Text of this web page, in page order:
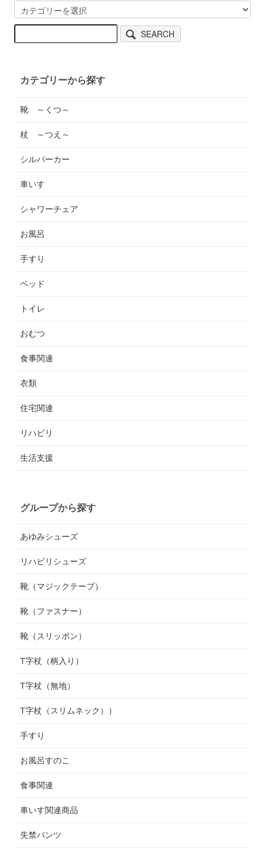
SEARCH
カテゴリーから探す
靴 ～くつ～
杖 ～つえ～
シルバーカー
車いす
シャワーチェア
お風呂
手すり
ベッド
トイレ
おむつ
食事関連
衣類
住宅関連
リハビリ
生活支援
グループから探す
あゆみシューズ
リハビリシューズ
靴（マジックテープ）
靴（ファスナー）
靴（スリッポン）
T字杖（柄入り）
T字杖（無地）
T字杖（スリムネック））
手すり
お風呂すのこ
食事関連
車いす関連商品
失禁パンツ